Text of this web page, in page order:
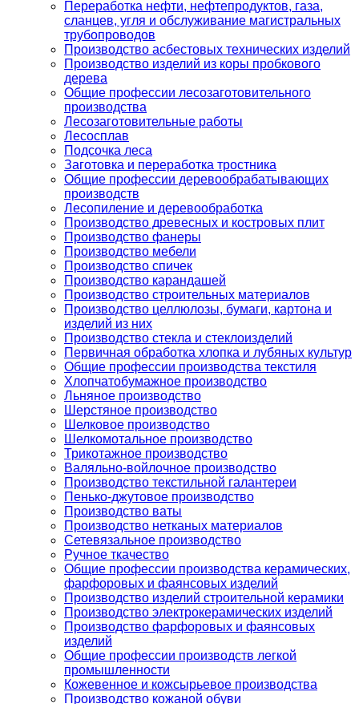
Переработка нефти, нефтепродуктов, газа,
сланцев, угля и обслуживание магистральных
трубопроводов
Производство асбестовых технических изделий
Производство изделий из коры пробкового
дерева
Общие профессии лесозаготовительного
производства
Лесозаготовительные работы
Лесосплав
Подсочка леса
Заготовка и переработка тростника
Общие профессии деревообрабатывающих
производств
Лесопиление и деревообработка
Производство древесных и костровых плит
Производство фанеры
Производство мебели
Производство спичек
Производство карандашей
Производство строительных материалов
Производство целлюлозы, бумаги, картона и
изделий из них
Производство стекла и стеклоизделий
Первичная обработка хлопка и лубяных культур
Общие профессии производства текстиля
Хлопчатобумажное производство
Льняное производство
Шерстяное производство
Шелковое производство
Шелкомотальное производство
Трикотажное производство
Валяльно-войлочное производство
Производство текстильной галантереи
Пенько-джутовое производство
Производство ваты
Производство нетканых материалов
Сетевязальное производство
Ручное ткачество
Общие профессии производства керамических,
фарфоровых и фаянсовых изделий
Производство изделий строительной керамики
Производство электрокерамических изделий
Производство фарфоровых и фаянсовых
изделий
Общие профессии производств легкой
промышленности
Кожевенное и кожсырьевое производства
Производство кожаной обуви